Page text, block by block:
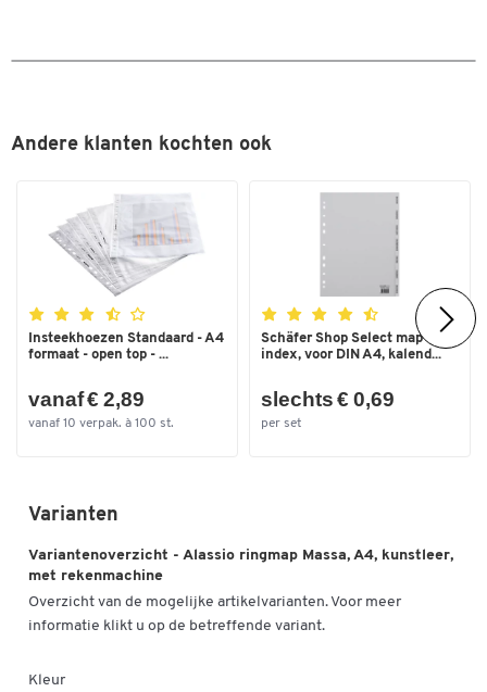
Kleur bruin
Afmetingen
Breedte (mm)
Andere klanten kochten ook
Insteekhoezen Standaard - A4
formaat - open top - ...
vanaf € 2,89
vanaf 10 verpak. à 100 st.
Schäfer Shop Select map
index, voor DIN A4, kalend...
slechts € 0,69
per set
Varianten
Variantenoverzicht - Alassio ringmap Massa, A4, kunstleer,
met rekenmachine
Overzicht van de mogelijke artikelvarianten. Voor meer
informatie klikt u op de betreffende variant.
Kleur